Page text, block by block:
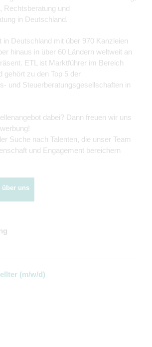
Rechtsberatung und
in Deutschland.
in Deutschland mit über 970 Kanzleien
hinaus in über 60 Ländern weltweit an
ETL ist Marktführer im Bereich
gehört zu den Top 5 der
und Steuerberatungsgesellschaften in
dabei? Dann freuen wir uns
Suche nach Talenten, die unser Team
und Engagement bereichern
über uns
(m/w/d)